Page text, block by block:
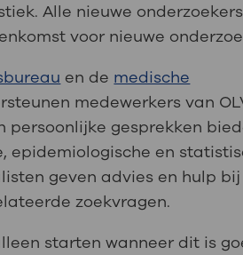
Alle nieuwe
voor nieuwe
en de medische
medewerkers van
persoonlijke gesprekken
epidemiologische en
geven advies en hulp
zoekvragen.
starten wanneer dit is